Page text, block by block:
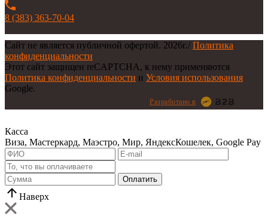
8 (383) 363-70-04
Сайт не является публичной офертой. 2026г./ Политика
конфиденциальности
Этот сайт защищен reCAPTCHA, к нему применяются
Политика конфиденциальности и Условия использования
Google.
Разработано в
Касса
Виза, Мастеркард, Маэстро, Мир, ЯндексКошелек, Google Pay
Оплатить
Наверх